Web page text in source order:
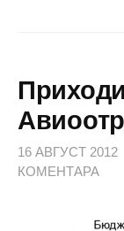
16 АВГУСТ 2012
КОМЕНТАРА